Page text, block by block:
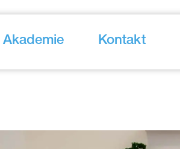
Akademie Kontakt